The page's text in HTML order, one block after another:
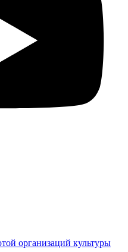
организаций культуры